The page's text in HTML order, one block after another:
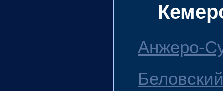
Анжеро-